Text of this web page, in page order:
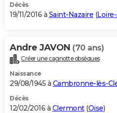
Décès
19/11/2016 à Saint-Nazaire (
Andre JAVON (70 ans)
Créer une cagnotte obsèques
Naissance
29/08/1945 à Cambronne-lès-
Décès
12/02/2016 à Clermont(Oise)